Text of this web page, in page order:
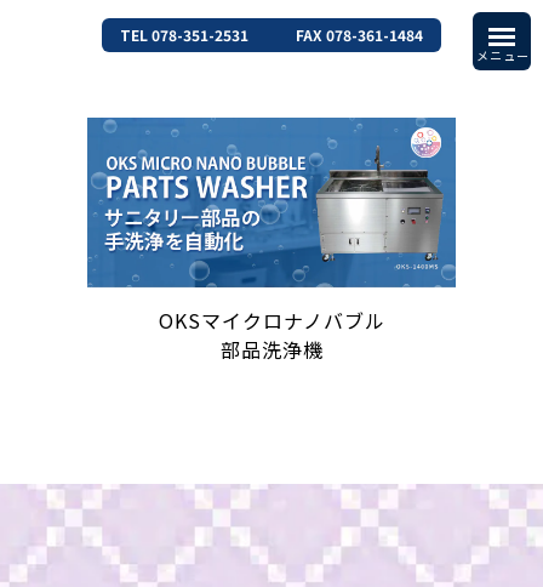
TEL 078-351-2531 FAX 078-361-1484
OKSマイクロナノバブル
部品洗浄機